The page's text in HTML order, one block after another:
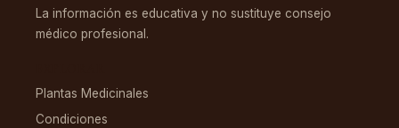
La información es educativa y no sustituye consejo
médico profesional.
Plantas Medicinales
Condiciones